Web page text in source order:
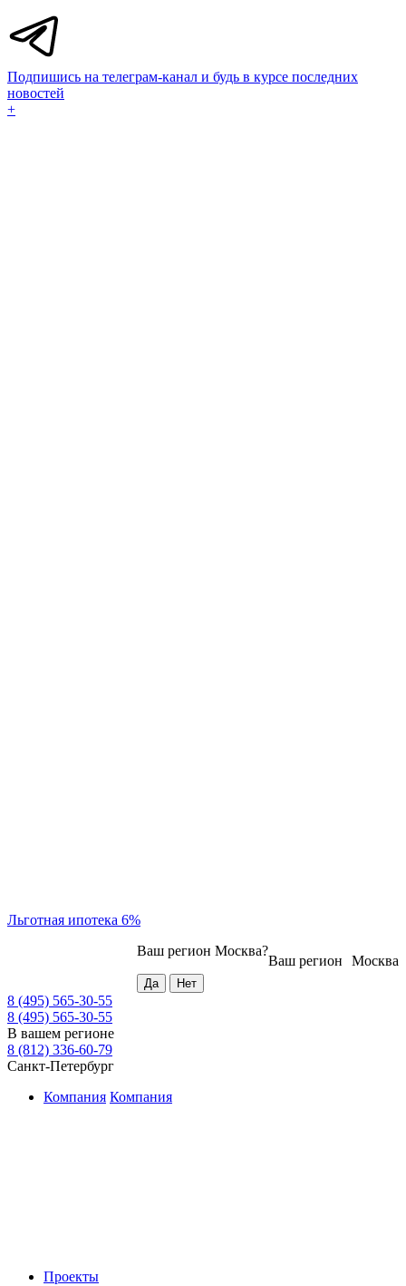
Подпишись на телеграм-канал и будь в курсе последних
новостей
+
Льготная ипотека 6%
Москва
Ваш регион
Ваш регион Москва?
8 (495) 565-30-55
8 (495) 565-30-55
В вашем регионе
8 (812) 336-60-79
Санкт-Петербург
Компания Компания
Проекты